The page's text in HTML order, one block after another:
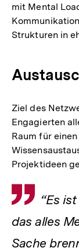
mit Mental
Strukturen in
Ziel des
Engagierten
Raum für
Projektideen
Zitat
“Es
das alles
Sache